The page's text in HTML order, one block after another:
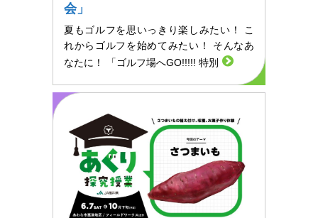
会」
夏もゴルフを思いっきり楽しみたい！ こ
れからゴルフを始めてみたい！ そんなあ
なたに！ 「ゴルフ場へGO!!!!! 特別